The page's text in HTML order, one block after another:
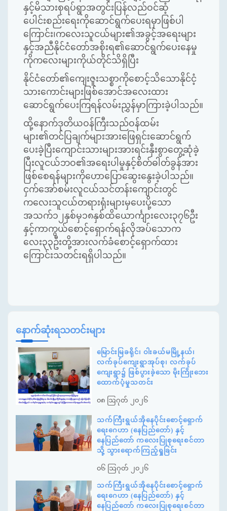
နှင့်မိသားစုရပ်ရွာအတွင်းပြန်လည်ဝင်ဆံ့
ပေါင်းစည်းရေးကိုဆောင်ရွက်ပေးရမှာဖြစ်ပါ
ကြောင်း၊ကလေးသူငယ်များ၏အခွင့်အရေးများ
နှင့်အညီနိုင်ငံတော်အစိုးရ၏ဆောင်ရွက်ပေးနေမှု
ကိုကလေးများကိုယ်တိုင်သိရှိပြီး
နိုင်ငံတော်၏ကျေးဇူးသစ္စာကိုစောင့်သိသောနိုင်ငံ့
သားကောင်းများဖြစ်အောင်အလေးထား
ဆောင်ရွက်ပေးကြရန်လမ်းညွှန်မှာကြားခဲ့ပါသည်။
ထို့နောက်ဒုတိယဝန်ကြီးသည်ဝန်ထမ်း
များ၏တင်ပြချက်များအားဖြေရှင်းဆောင်ရွက်
ပေးခဲ့ပြီးကျောင်းသားများအားရင်းနှီးစွာတွေ့ဆုံခဲ့
ပြီးလူငယ်ဘဝ၏အရေးပါမှုနှင့်စိတ်ဓါတ်ခွန်အား
ဖြစ်စေရန်များကိုဟောပြောဆွေးနွေးခဲ့ပါသည်။
ငှက်အော်စမ်းလူငယ်သင်တန်းကျောင်းတွင်
ကလေးသူငယ်တရားရုံးများမှပေးပို့သော
အသက်၁၂နှစ်မှ၁၈နှစ်ထိယောင်္ကျားလေး၃၇၆ဦး
နှင့်ကာကွယ်စောင့်ရှောက်ရန်လိုအပ်သောက
လေး၃၃ဦးတို့အားလက်ခံစောင့်ရှောက်ထား
ကြောင်းသတင်းရရှိပါသည်။
နောက်ဆုံးရသတင်းများ
မြောင်းမြခရိုင်၊ ဝါးခယ်မမြို့နယ်၊
လက်ခုပ်ကျေးရွာအုပ်စု၊ လက်ခုပ်
ကျေးရွာ၌ ဖြစ်ပွားခဲ့သော မိုးကြိုးဘေး
ထောက်ပံ့မှုသတင်း
၀၈ ဩဂုတ် ၂၀၂၆
သက်ကြီးရွယ်အိုနေပိုင်းစောင့်ရှောက်
ရေးဂေဟာ (နေပြည်တော်) နှင့်
နေပြည်တော် ကလေးပြုစုရေးစင်တာ
သို့ သွားရောက်ကြည့်ရှုခြင်း
၀၆ ဩဂုတ် ၂၀၂၆
သက်ကြီးရွယ်အိုနေပိုင်းစောင့်ရှောက်
ရေးဂေဟာ (နေပြည်တော်) နှင့်
နေပြည်တော် ကလေးပြုစုရေးစင်တာ